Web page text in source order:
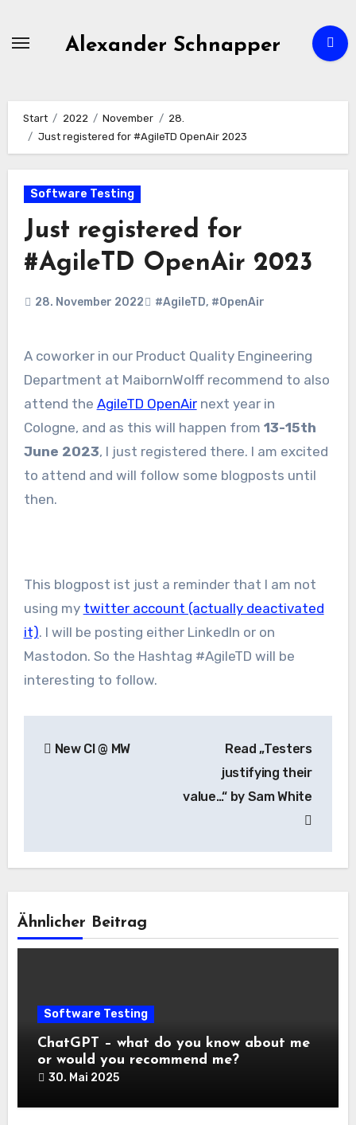
Alexander Schnapper
Start 2022 November
28.
Just registered for #AgileTD OpenAir 2023
Software Testing
Just registered for
#AgileTD OpenAir 2023
28. November 2022 #AgileTD, #OpenAir
A coworker in our Product Quality Engineering
Department at MaibornWolff recommend to also
attend the AgileTD OpenAirnext year in
Cologne, and as this will happen from 13-15th
June 2023, I just registered there. I am excited
to attend and will follow some blogposts until
then.
This blogpost ist just a reminder that I am not
using my twitter account (actually deactivated
it). I will be posting either LinkedIn or on
Mastodon. So the Hashtag #AgileTD will be
interesting to follow.
New CI @ MW
Read „Testers
justifying their
value…“ by Sam White
Ähnlicher Beitrag
Software Testing
ChatGPT – what do you know about me
or would you recommend me?
30. Mai 2025